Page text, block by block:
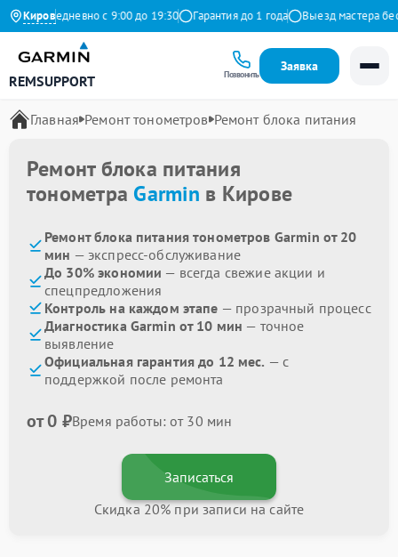
Киров
Ежедневно с 9:00 до 19:30 Гарантия до 1 года Выезд мастера
REMSUPPORT Позвонить
Заявка
Главная Ремонт тонометров Ремонт блока питания
Ремонт блока питания
тонометра Garmin в Кирове
Ремонт блока питания тонометров Garmin от 20
мин — экспресс-обслуживание
До 30% экономии — всегда свежие акции и
спецпредложения
Контроль на каждом этапе — прозрачный процесс
Диагностика Garmin от 10 мин — точное
выявление
Официальная гарантия до 12 мес. — с
поддержкой после ремонта
от 0 ₽Время работы: от 30 мин
Записаться
Скидка 20% при записи на сайте